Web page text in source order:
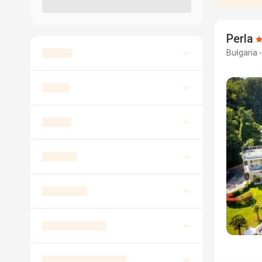
Perla
Bułgaria